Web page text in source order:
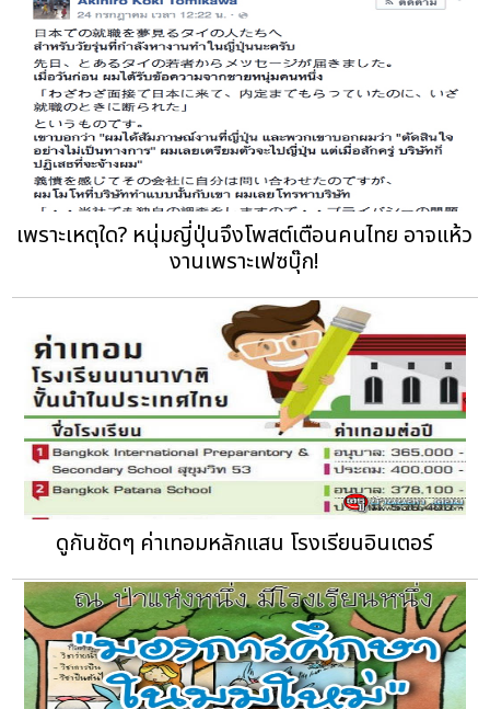
เพราะเหตุใด? หนุ่มญี่ปุ่นจึงโพสต์เตือนคนไทย อาจแห้ว
งานเพราะเฟซบุ๊ก!
ดูกันชัดๆ ค่าเทอมหลักแสน โรงเรียนอินเตอร์